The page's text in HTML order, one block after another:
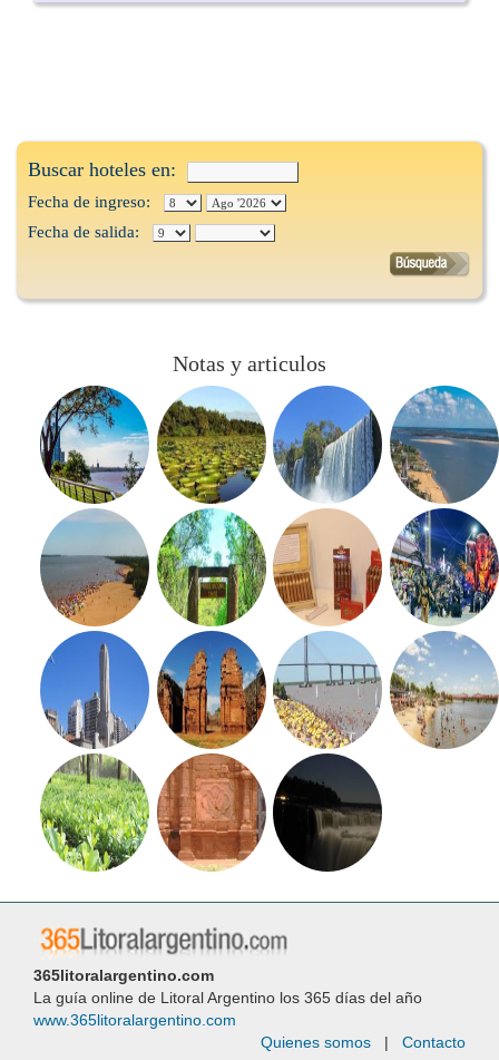
Buscar hoteles en:
Fecha de ingreso:
Fecha de salida:
Notas y articulos
365litoralargentino.com
La guía online de Litoral Argentino los 365 días del año
www.365litoralargentino.com
Quienes somos | Contacto